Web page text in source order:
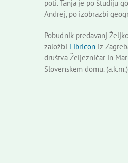
poti. Tanja je po študiju
Andrej, po izobrazbi
Pobudnik predavanj
založbi Libricon iz
društva Željezničar in
Slovenskem domu. (a.k.m.)